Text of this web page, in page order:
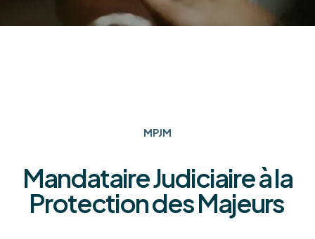
MPJM
Mandataire Judiciaire à la
Protection des Majeurs